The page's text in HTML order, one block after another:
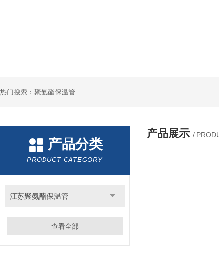
热门搜索：聚氨酯保温管
产品分类
PRODUCT CATEGORY
江苏聚氨酯保温管
查看全部
产品展示 /